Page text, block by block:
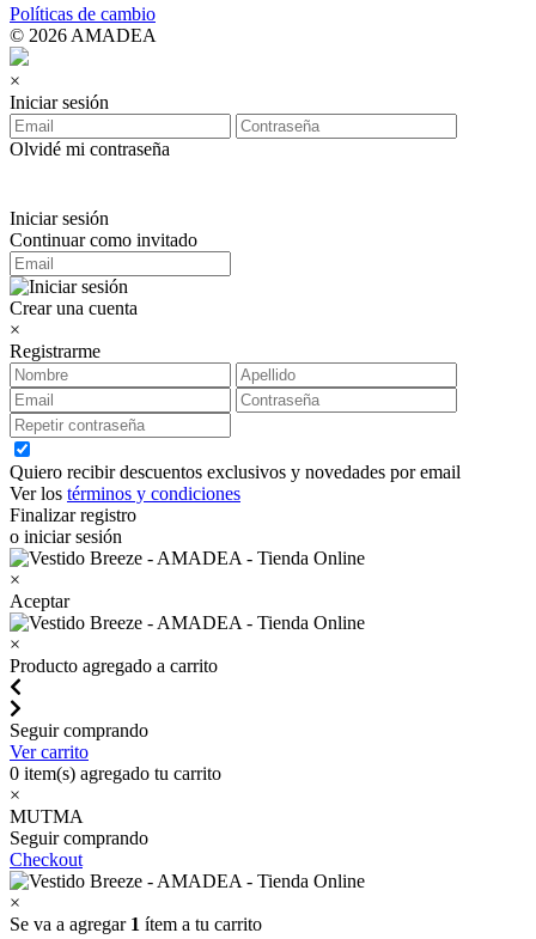
Políticas de cambio
© 2026 AMADEA
×
Iniciar sesión
Olvidé mi contraseña
Iniciar sesión
Continuar como invitado
Crear una cuenta
×
Registrarme
Quiero recibir descuentos exclusivos y novedades por email
Ver los términos y condiciones
Finalizar registro
o iniciar sesión
×
Aceptar
×
Producto agregado a carrito
Seguir comprando
Ver carrito
0 item(s) agregado tu carrito
×
MUTMA
Seguir comprando
Checkout
×
Se va a agregar 1 ítem a tu carrito